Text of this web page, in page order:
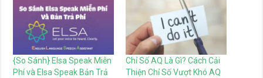
{So Sánh} Elsa Speak Miễn
Phí và Elsa Speak Bản Trả
Chỉ Số AQ Là Gì? Cách Cải
Thiện Chỉ Số Vượt Khó AQ